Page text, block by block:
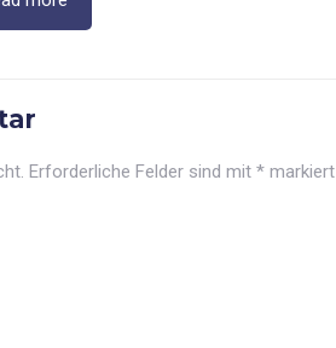
Erforderliche Felder sind mit * markiert